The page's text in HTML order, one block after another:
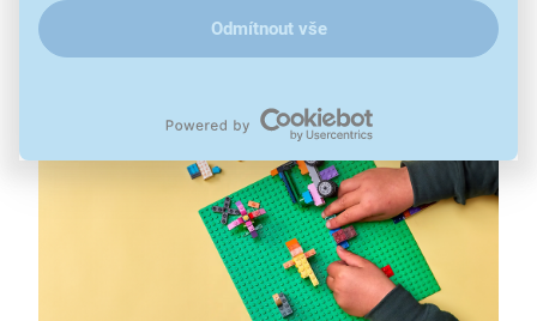
Odmítnout vše
prostor pro jakékoliv výtvory LEGO
doporučený věk 4+